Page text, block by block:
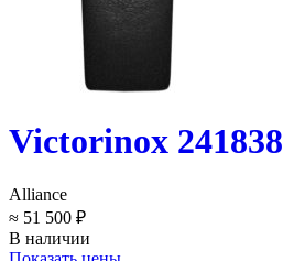
Victorinox 241838
Alliance
≈ 51 500 ₽
В наличии